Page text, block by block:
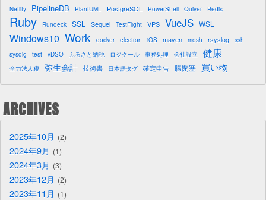
Netlify PipelineDB PlantUML PostgreSQL PowerShell Quiver Redis
Ruby Rundeck SSL Sequel TestFlight VPS VueJS WSL
Windows10 Work docker electron iOS maven mosh rsyslog
ssh
sysdig
test vDSO ふるさと納税 ロジクール 事務処理 会社設立 健康
全力法人税 弥生会計 技術書 日本語タグ 確定申告 腸閉塞 買い物
ARCHIVES
2025年10月 2
2024年9月 1
2024年3月 3
2023年12月 2
2023年11月 1